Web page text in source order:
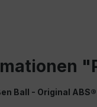
Ball - Original